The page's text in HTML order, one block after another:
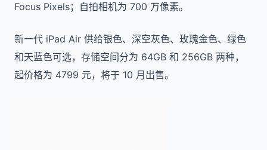
Focus Pixels；自拍相机为 700 万像素。
新一代 iPad Air 供给银色、深空灰色、玫瑰金色、绿色
和天蓝色可选，存储空间分为 64GB 和 256GB 两种，
起价格为 4799 元，将于 10 月出售。